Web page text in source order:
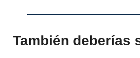
También deberías